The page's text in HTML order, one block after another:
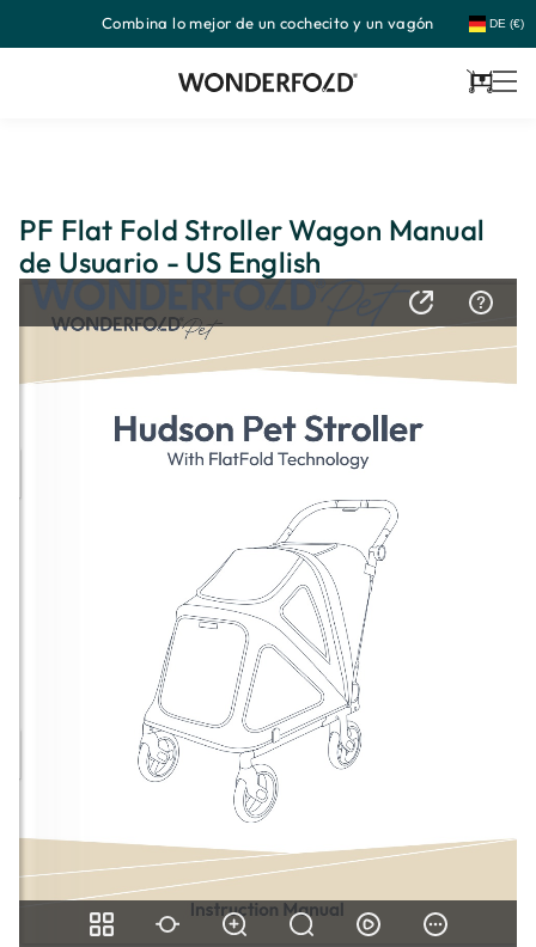
directamente
Combina lo mejor de un cochecito y un vagón DE (€)
PF Flat Fold Stroller Wagon Manual
de Usuario - US English